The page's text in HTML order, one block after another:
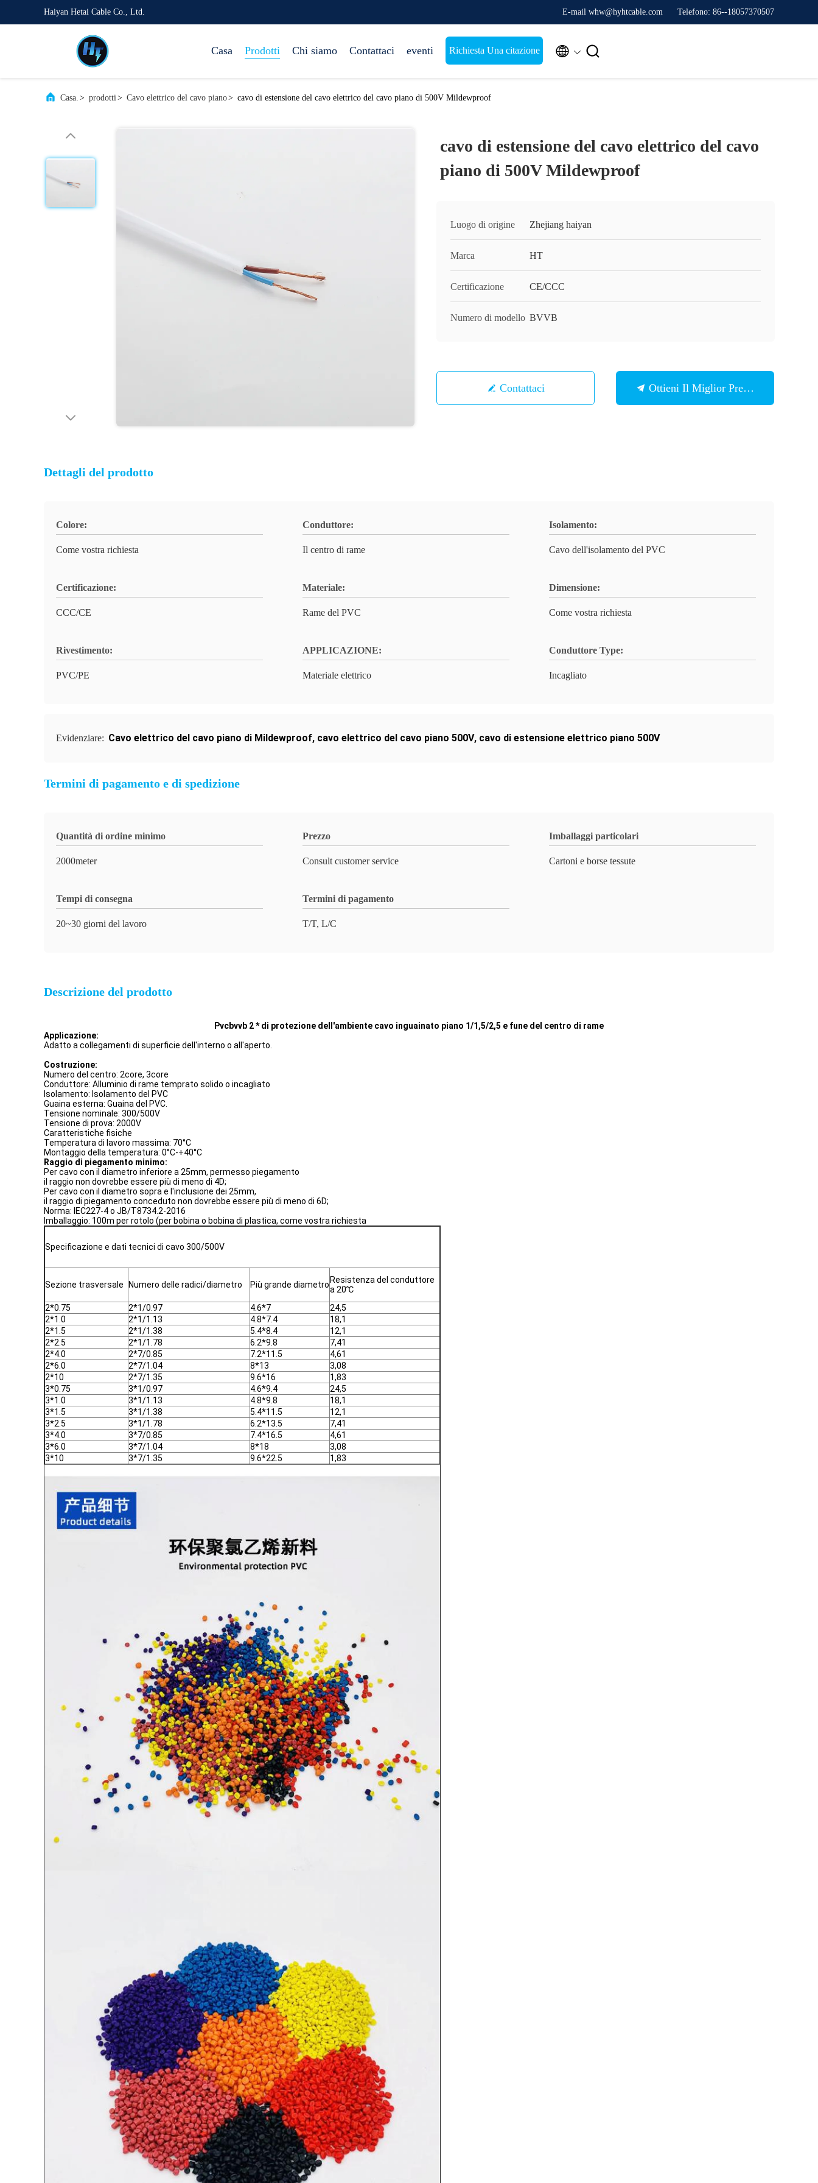
Haiyan Hetai Cable Co., Ltd. E-mail whw@hyhtcable.com Telefono: 86--18057370507
Casa Prodotti Chi siamo Contattaci eventi Richiesta Una citazione  
Casa. > prodotti> Cavo elettrico del cavo piano> cavo di estensione del cavo elettrico del cavo piano di 500V Mildewproof
cavo di estensione del cavo elettrico del cavo
piano di 500V Mildewproof
Luogo di origine Zhejiang haiyan
Marca HT
Certificazione CE/CCC
Numero di modello BVVB
Contattaci Ottieni Il Miglior Prezzo
Dettagli del prodotto
Colore:
Come vostra richiesta
Conduttore:
Il centro di rame
Isolamento:
Cavo dell'isolamento del PVC
Certificazione:
CCC/CE
Materiale:
Rame del PVC
Dimensione:
Come vostra richiesta
Rivestimento:
PVC/PE
APPLICAZIONE:
Materiale elettrico
Conduttore Type:
Incagliato
Evidenziare: Cavo elettrico del cavo piano di Mildewproof, cavo elettrico del cavo piano 500V, cavo di estensione elettrico piano 500V
Termini di pagamento e di spedizione
Quantità di ordine minimo
2000meter
Prezzo
Consult customer service
Imballaggi particolari
Cartoni e borse tessute
Tempi di consegna
20~30 giorni del lavoro
Termini di pagamento
T/T, L/C
Descrizione del prodotto
Pvcbvvb 2 * di protezione dell'ambiente cavo inguainato piano 1/1,5/2,5 e fune del centro di rame
Applicazione:
Adatto a collegamenti di superficie dell'interno o all'aperto.
Costruzione:
Numero del centro: 2core, 3core
Conduttore: Alluminio di rame temprato solido o incagliato
Isolamento: Isolamento del PVC
Guaina esterna: Guaina del PVC.
Tensione nominale: 300/500V
Tensione di prova: 2000V
Caratteristiche fisiche
Temperatura di lavoro massima: 70°C
Montaggio della temperatura: 0°C-+40°C
Raggio di piegamento minimo:
Per cavo con il diametro inferiore a 25mm, permesso piegamento
il raggio non dovrebbe essere più di meno di 4D;
Per cavo con il diametro sopra e l'inclusione dei 25mm,
il raggio di piegamento conceduto non dovrebbe essere più di meno di 6D;
Norma: IEC227-4 o JB/T8734.2-2016
Imballaggio: 100m per rotolo (per bobina o bobina di plastica, come vostra richiesta
Specificazione e dati tecnici di cavo 300/500V
Sezione trasversale Numero delle radici/diametro Più grande diametro Resistenza del conduttore
a 20℃
2*0.75
2*1/0.97 4.6*7
24,5
2*1.0
2*1/1.13 4.8*7.4
18,1
2*1.5
2*1/1.38 5.4*8.4
12,1
2*2.5
2*1/1.78 6.2*9.8
7,41
2*4.0
2*7/0.85 7.2*11.5
4,61
2*6.0
2*7/1.04 8*13
3,08
2*10
2*7/1.35 9.6*16
1,83
3*0.75
3*1/0.97 4.6*9.4
24,5
3*1.0
3*1/1.13 4.8*9.8
18,1
3*1.5
3*1/1.38 5.4*11.5
12,1
3*2.5
3*1/1.78 6.2*13.5
7,41
3*4.0
3*7/0.85 7.4*16.5
4,61
3*6.0
3*7/1.04 8*18
3,08
3*10
3*7/1.35 9.6*22.5 1,83